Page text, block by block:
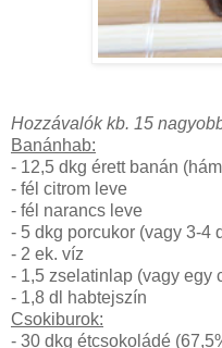
Hozzávalók kb. 15
Banánhab:
- 12,5 dkg érett banán
- fél citrom leve
- fél narancs leve
- 5 dkg porcukor (vagy 3-4
- 2 ek. víz
- 1,5 zselatinlap (vagy egy
- 1,8 dl habtejszín
Csokiburok:
- 30 dkg étcsokoládé